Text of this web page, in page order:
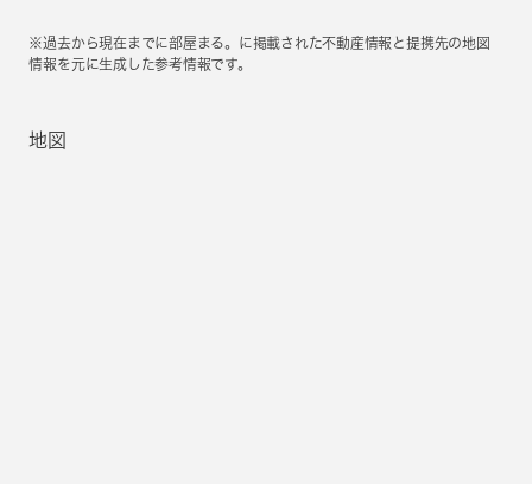
※過去から現在までに部屋まる。に掲載された不動産情報と提携先の地図
情報を元に生成した参考情報です。
地図